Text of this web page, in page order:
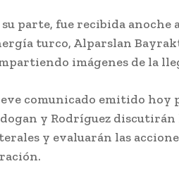
parte, fue recibida anoche
turco, Alparslan
imágenes de la
comunicado emitido hoy
y Rodríguez discutirán
y evaluarán las